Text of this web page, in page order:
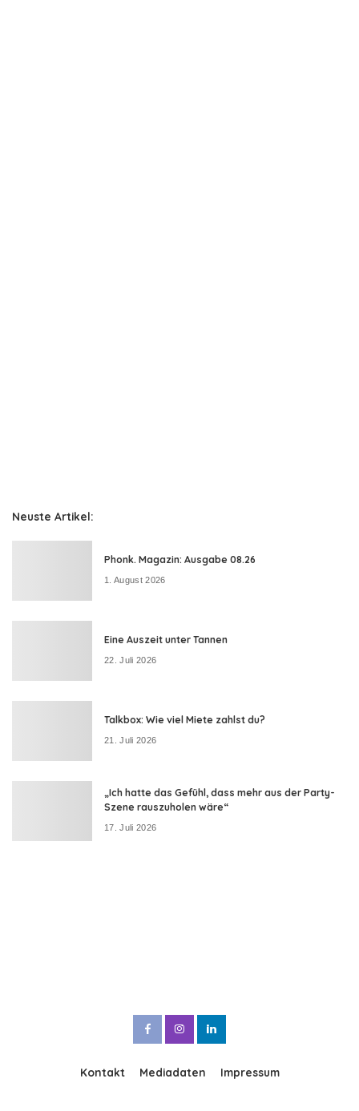
Neuste Artikel:
Phonk. Magazin: Ausgabe 08.26
1. August 2026
Eine Auszeit unter Tannen
22. Juli 2026
Talkbox: Wie viel Miete zahlst du?
21. Juli 2026
„Ich hatte das Gefühl, dass mehr aus der Party-
Szene rauszuholen wäre“
17. Juli 2026
Kontakt Mediadaten Impressum